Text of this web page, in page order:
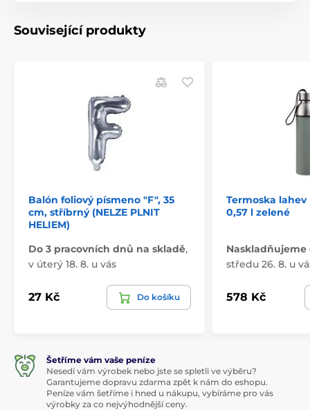
Související produkty
Balón foliový písmeno "F", 35
cm, stříbrný (NELZE PLNIT
HELIEM)
Do 3 pracovních dnů na skladě,
v úterý 18. 8. u vás
27 Kč Do košíku
Termoska
0,57 l zelené
Naskladňujeme
středu 26. 8. u
578 Kč
Šetříme vám vaše peníze
Nesedí vám výrobek nebo jste se spletli ve výběru?
Garantujeme dopravu zdarma zpět k nám do eshopu.
Peníze vám šetříme i hned u nákupu, vybíráme pro vás
výrobky za co nejvýhodnější ceny.